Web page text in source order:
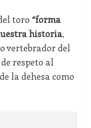
toro “forma
historia,
vertebrador del
respeto al
la dehesa como